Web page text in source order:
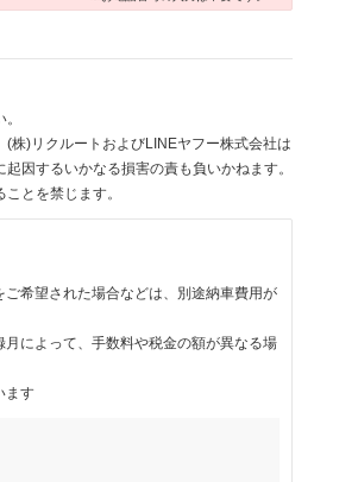
株)リクルートおよびLINEヤフー株式会社は
因するいかなる損害の責も負いかねます。
とを禁じます。
希望された場合などは、別途納車費用が
によって、手数料や税金の額が異なる場
ます